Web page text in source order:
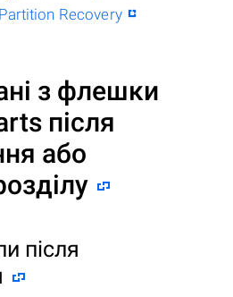
Recovery
з флешки
після
або
після